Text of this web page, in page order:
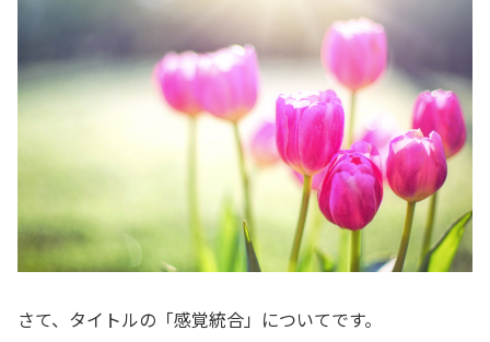
さて、タイトルの「感覚統合」についてです。